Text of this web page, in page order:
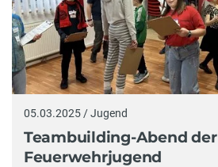
05.03.2025 / Jugend
Teambuilding-Abend der
Feuerwehrjugend